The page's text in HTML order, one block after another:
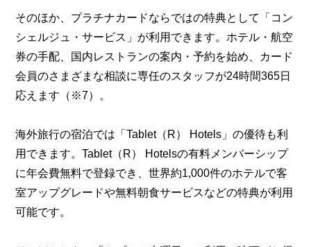
そのほか、プラチナカードならではの特典として「コン
シェルジュ・サービス」が利用できます。ホテル・航空
券の手配、国内レストランの案内・予約を始め、カード
会員のさまざまな相談に専任のスタッフが24時間365日
応えます（※7）。
海外旅行の宿泊では「Tablet（R） Hotels」の優待も利
用できます。Tablet（R） Hotelsの有料メンバーシップ
に年会費無料で登録でき、世界約1,000件のホテルで客
室アップグレードや無料朝食サービスなどの特典が利用
可能です。